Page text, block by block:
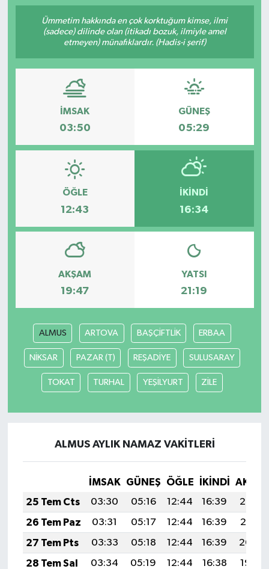
Ümmetim hakkında en çok korktuğum kimse, ilmi
(sadece) dilinde olan (itikadı bozuk, ilmiyle amel
etmeyen) münafıklardır. (Hadis-i şerif)
İMSAK
03:50
GÜNEŞ
05:29
ÖĞLE
12:43
İKINDI
16:34
AKŞAM
19:47
YATSI
21:19
ALMUS ARTOVA BAŞÇİFTLİK ERBAA
NİKSAR PAZAR (T) REŞADİYE SULUSARAY
TOKAT TURHAL YEŞİLYURT ZİLE
ALMUS AYLIK NAMAZ VAKITLERI
İMSAK GÜNEŞ ÖĞLE İKINDI
25 Tem Cts
03:30 05:16 12:44 16:39
20:02
26 Tem Paz
03:31 05:17 12:44 16:39
20:01
27 Tem Pts
03:33 05:18 12:44 16:39
20:00
28 Tem Sal
03:34 05:19 12:44 16:38
19:59